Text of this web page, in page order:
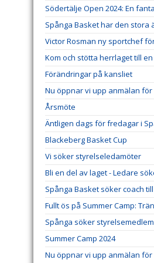
Södertälje Open 2024: En
Spånga Basket har den stora
Victor Rosman ny sportchef
Kom och stötta herrlaget till
Förändringar på kansliet
Nu öppnar vi upp anmälan för
Årsmöte
Äntligen dags för fredagar i
Blackeberg Basket Cup
Vi söker styrelseledamöter
Bli en del av laget - Ledare
Spånga Basket söker coach
Fullt ös på Summer Camp:
Spånga söker
Summer Camp 2024
Nu öppnar vi upp anmälan för